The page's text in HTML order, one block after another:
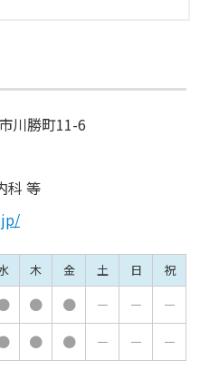
川勝町11-6
科 等
木 金 土 日 祝
● ● － －
－
● ● － － －